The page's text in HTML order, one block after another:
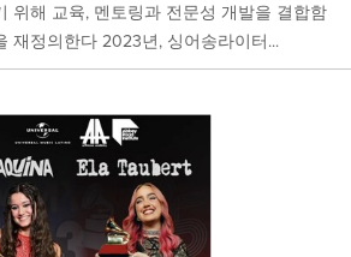
위해 교육, 멘토링과 전문성 개발을 결합함
재정의한다 2023년, 싱어송라이터...